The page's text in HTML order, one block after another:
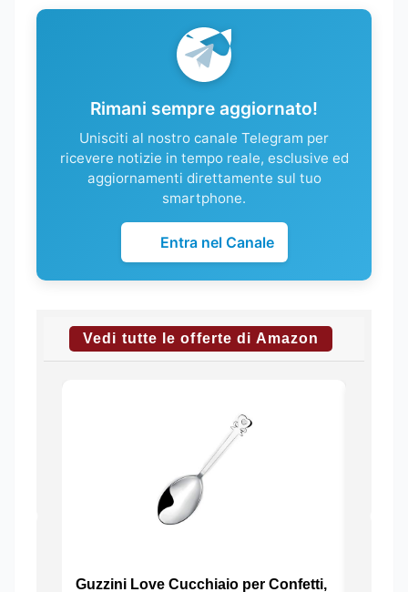
Rimani sempre aggiornato!
Unisciti al nostro canale Telegram per
ricevere notizie in tempo reale, esclusive ed
aggiornamenti direttamente sul tuo
smartphone.
Entra nel Canale